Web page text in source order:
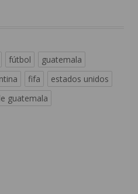
fútbol
guatemala
fifa
estados unidos
guatemala